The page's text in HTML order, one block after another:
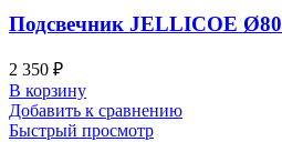
Подсвечник JELLICOE Ø80
2 350 ₽
В корзину
Добавить к сравнению
Быстрый просмотр